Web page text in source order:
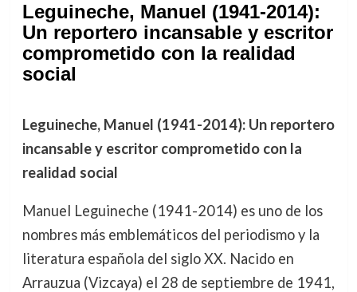
Leguineche, Manuel (1941-2014):
Un reportero incansable y escritor
comprometido con la realidad
social
Leguineche, Manuel (1941-2014): Un reportero
incansable y escritor comprometido con la
realidad social
Manuel Leguineche (1941-2014) es uno de los
nombres más emblemáticos del periodismo y la
literatura española del siglo XX. Nacido en
Arrauzua (Vizcaya) el 28 de septiembre de 1941,